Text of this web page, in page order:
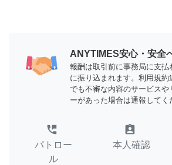
ANYTIMES安心・安全
報酬は取引前に事務局に支払
に振り込まれます。利用規約
でも不審な内容のサービスや
ーがあった場合は通報してく
perm_phone_msg
パトロー
ル
assignment_ind
本人確認